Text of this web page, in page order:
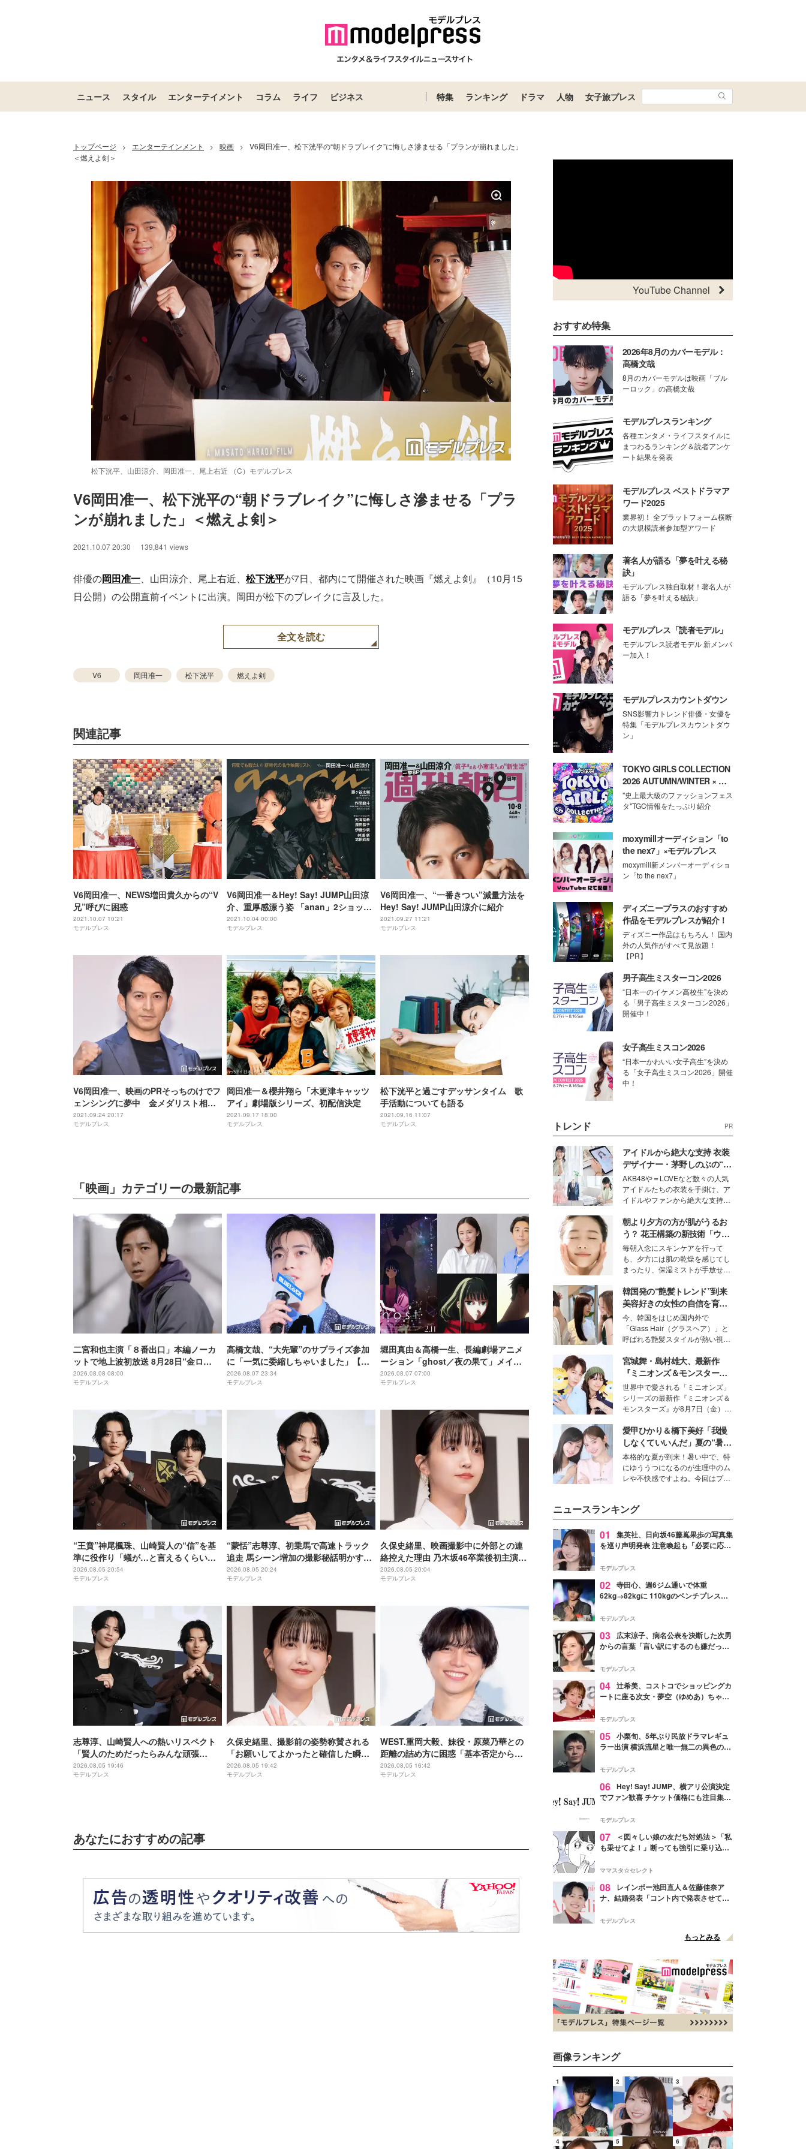
ニュース スタイル エンターテイメント コラム ライフ ビジネス 特集 ランキング ドラマ 人物 女子旅プレス
トップページ > エンターテインメント > 映画 >
V6岡田准一、松下洸平の“朝ドラブレイク”に悔しさ滲ませる「プランが崩れました」
＜燃えよ剣＞
松下洸平、山田涼介、岡田准一、尾上右近 （C）モデルプレス
Unmute /
V6岡田准一、松下洸平の“朝ドラブレイク”に悔しさ滲ませる「プラ
ンが崩れました」＜燃えよ剣＞
2021.10.07 20:30 139,841 views
俳優の岡田准一、山田涼介、尾上右近、 松下洸平が7日、都内にて開催された映画『燃えよ剣』（10月15
日公開）の公開直前イベントに出演。岡田が松下のブレイクに言及した。
全文を読む
V6 岡田准一 松下洸平 燃えよ剣
関連記事
V6岡田准一、NEWS増田貴久からの“V
兄”呼びに困惑
2021.10.07 10:21
モデルプレス
V6岡田准一＆Hey! Say! JUMP山田涼
介、重厚感漂う姿 「anan」2ショット
表紙
2021.10.04 00:00
モデルプレス
V6岡田准一、“一番きつい”減量方法を
Hey! Say! JUMP山田涼介に紹介
2021.09.27 11:21
モデルプレス
V6岡田准一、映画のPRそっちのけでフ
ェンシングに夢中 金メダリスト相手
に突きを披露＜燃えよ剣＞
2021.09.24 20:17
モデルプレス
岡田准一＆櫻井翔ら「木更津キャッツ
アイ」劇場版シリーズ、初配信決定
2021.09.17 18:00
モデルプレス
松下洸平と過ごすデッサンタイム 歌
手活動についても語る
2021.09.16 11:07
モデルプレス
「映画」カテゴリーの最新記事
二宮和也主演「８番出口」本編ノーカ
ットで地上波初放送 8月28日“金ロ
ー”枠
2026.08.08 08:00
モデルプレス
高橋文哉、“大先輩”のサプライズ参加
に「一気に委縮しちゃいました」【ブ
ルーロック】
2026.08.07 23:34
モデルプレス
堀田真由＆高橋一生、長編劇場アニメ
ーション「ghost／夜の果て」メイン
キャスト声優に決定「子どもの頃に抱
いていた言葉にはできない沢山の感情
2026.08.07 07:00
モデルプレス
“王賁”神尾楓珠、山崎賢人の“信”を基
準に役作り「蟻が…と言えるくらいの
説得力がないと」【キングダム 魂の決
戦】
2026.08.05 20:54
モデルプレス
“蒙恬”志尊淳、初乗馬で高速トラック
追走 馬シーン増加の撮影秘話明かす
【キングダム 魂の決戦】
2026.08.05 20:24
モデルプレス
久保史緒里、映画撮影中に外部との連
絡控えた理由 乃木坂46卒業後初主演で
母親役に【世界は美しいと誰かが言っ
た】
2026.08.05 20:04
モデルプレス
志尊淳、山崎賢人への熱いリスペクト
「賢人のためだったらみんな頑張
る」“信”としての姿を絶賛【キングダ
ム 魂の決戦】
2026.08.05 19:46
モデルプレス
久保史緒里、撮影前の姿勢称賛される
「お願いしてよかったと確信した瞬
間」【世界は美しいと誰かが言った】
2026.08.05 19:42
モデルプレス
WEST.重岡大毅、妹役・原菜乃華との
距離の詰め方に困惑「基本否定から入
る会話をしてしまった」【5秒で完全犯
罪を生成する方法】
2026.08.05 16:42
モデルプレス
あなたにおすすめの記事
YouTube Channel
おすすめ特集
2026年8月のカバーモデル：
高橋文哉
8月のカバーモデルは映画「ブル
ーロック」の高橋文哉
モデルプレスランキング
各種エンタメ・ライフスタイルに
まつわるランキング＆読者アンケ
ート結果を発表
モデルプレス ベストドラマア
ワード2025
業界初！ 全プラットフォーム横断
の大規模読者参加型アワード
著名人が語る「夢を叶える秘
訣」
モデルプレス独自取材！著名人が
語る「夢を叶える秘訣」
モデルプレス「読者モデル」
モデルプレス読者モデル 新メンバ
ー加入！
モデルプレスカウントダウン
SNS影響力トレンド俳優・女優を
特集「モデルプレスカウントダウ
ン」
TOKYO GIRLS COLLECTION
2026 AUTUMN/WINTER × モ
デルプレス
"史上最大級のファッションフェス
タ"TGC情報をたっぷり紹介
moxymillオーディション「to
the nex7」×モデルプレス
moxymill新メンバーオーディショ
ン「to the nex7」
ディズニープラスのおすすめ
作品をモデルプレスが紹介！
ディズニー作品はもちろん！ 国内
外の人気作がすべて見放題！
【PR】
男子高生ミスターコン2026
“日本一のイケメン高校生”を決め
る「男子高生ミスターコン2026」
開催中！
女子高生ミスコン2026
“日本一かわいい女子高生”を決め
る「女子高生ミスコン2026」開催
中！
トレンド PR
アイドルから絶大な支持 衣装
デザイナー・茅野しのぶの“可
愛い”を作る美学＜「シチズン
クロスシー」インタビュー＞
AKB48や＝LOVEなど数々の人気
アイドルたちの衣装を手掛け、ア
イドルやファンから絶大な支持を
取締役兼クリエイティブディレク
ター・茅野しのぶ。一人ひとりの
個性に寄り添い、魅力を引き出す
衣装作りは、多くの女性たちに勇
気と自信を与え続けている。
朝より夕方の方が肌がうるお
う？ 花王構築の新技術「ウォ
ーターキャプチャリングスキ
ン（捕水肌）」がスキンケア
の常識を変える予感
毎朝入念にスキンケアを行って
も、夕方には肌の乾燥を感じてし
まったり、保湿ミストが手放せな
な美容の常識を大きく変える可能
性を秘めた、革新的な「Water
Capturing Skin（ウォーターキャ
プチャリングスキン：捕水肌）」
技術を、花王が構築した。
韓国発の“艶髪トレンド”到来
美容好きの女性の自信を育む
「ヘアケア事情」って？
今、韓国をはじめ国内外で
「Glass Hair（グラスヘア）」と
呼ばれる艶髪スタイルが熱い視線
ションの完成度を高めるベースと
して、“髪そのものの美しさ”に改
めて注目する人が増えている様
子。今回は、そんな憧れの艶やか
な髪を日常で叶える、美容好きの
女性たちのヘアケア事情を紹介し
ます。
宮城舞・島村雄大、最新作
『ミニオンズ＆モンスター
ズ』の魅力熱弁 ハチャメチャ
だけじゃない“友情と絆”に感
動
世界中で愛される「ミニオンズ」
シリーズの最新作『ミニオンズ＆
モンスターズ』が8月7日（金）に
ニオン好き”という共通点を持つモ
デルの宮城舞と島村雄大の特別対
談をお届け！それぞれの視点か
ら、今作ならではの魅力や予想外
の感動をもたらす奥深いストーリ
ーについて熱く語り合ってもらっ
愛甲ひかり＆橋下美好「我慢
しなくていいんだ」夏の“暑さ
対策”の新しい選択肢とは？
本格的な夏が到来！暑い中で、特
にゆううつになるのが生理中のム
レや不快感ですよね。今回はプラ
好さんを迎えて本音で女子会トー
ク。猛暑のお出かけを快適に過ご
すヒントや、2人が感動した夏の
生理の新常識にも迫りました。
ニュースランキング
01
集英社、日向坂46藤嶌果歩の写真集
を巡り声明発表 注意喚起も「必要に応じ
モデルプレス
02 寺田心、週6ジム通いで体重
62kg→82kgに 110kgのベンチプレス持
「かっこいい」と反響
モデルプレス
03
広末涼子、病名公表を決断した次男
からの言葉「言い訳にするのも嫌だっ
モデルプレス
04 辻希美、コストコでショッピングカ
ートに座る次女・夢空（ゆめあ）ちゃん
ぎ」「成長を感じる」の声
モデルプレス
05 小栗旬、5年ぶり民放ドラマレギュ
ラー出演 横浜流星と唯一無二の異色のバ
モデルプレス
06 Hey! Say! JUMP、横アリ公演決定
でファン歓喜 チケット価格にも注目集ま
モデルプレス
07
＜図々しい娘の友だち対処法＞「私
も乗せてよ！」断っても強引に乗り込ん
ママスタ☆セレクト
08
レインボー池田直人＆佐藤佳奈ア
ナ、結婚発表「コント内で発表させてい
点変更のため
モデルプレス
もっとみる
画像ランキング
1 2 3
4 5 6